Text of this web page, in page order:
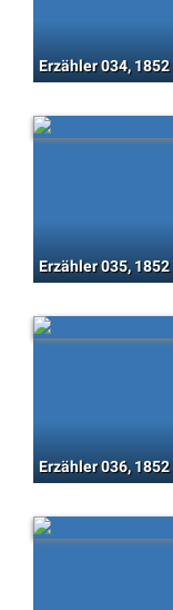
Erzähler 034, 1852
Erzähler 035, 1852
Erzähler 036, 1852